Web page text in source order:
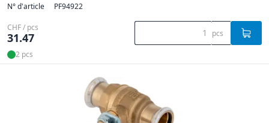
N° d'article PF94922
CHF / pcs
31.47 pcs
2 pcs